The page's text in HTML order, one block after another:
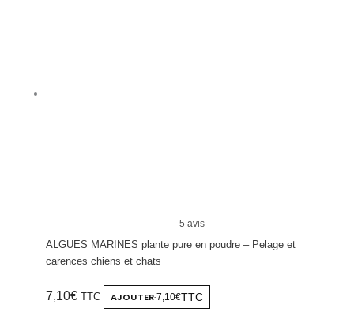
5 avis
ALGUES MARINES plante pure en poudre – Pelage et
carences chiens et chats
7,10€ TTC AJOUTER-7,10€TTC